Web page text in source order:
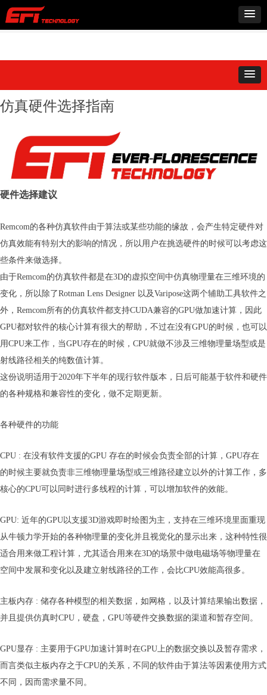
仿真硬件选择指南
硬件选择建议
Remcom的各种仿真软件由于算法或某些功能的缘故，会产生特定硬件对
仿真效能有特别大的影响的情况，所以用户在挑选硬件的时候可以考虑这
些条件来做选择。
由于Remcom的仿真软件都是在3D的虚拟空间中仿真物理量在三维环境的
变化，所以除了Rotman Lens Designer 以及Varipose这两个辅助工具软件之
外，Remcom所有的仿真软件都支持CUDA兼容的GPU做加速计算，因此
GPU都对软件的核心计算有很大的帮助，不过在没有GPU的时候，也可以
用CPU来工作，当GPU存在的时候，CPU就做不涉及三维物理量场型或是
射线路径相关的纯数值计算。
这份说明适用于2020年下半年的现行软件版本，日后可能基于软件和硬件
的各种规格和兼容性的变化，做不定期更新。
各种硬件的功能
CPU : 在没有软件支援的GPU 存在的时候会负责全部的计算，GPU存在
的时候主要就负责非三维物理量场型或三维路径建立以外的计算工作，多
核心的CPU可以同时进行多线程的计算，可以增加软件的效能。
GPU: 近年的GPU以支援3D游戏即时绘图为主，支持在三维环境里面重现
从牛顿力学开始的各种物理量的变化并且视觉化的显示出来，这种特性很
适合用来做工程计算，尤其适合用来在3D的场景中做电磁场等物理量在
空间中发展和变化以及建立射线路径的工作，会比CPU效能高很多。
主板内存 : 储存各种模型的相关数据，如网格，以及计算结果输出数据，
并且提供仿真时CPU，硬盘，GPU等硬件交换数据的渠道和暂存空间。
GPU显存 : 主要用于GPU加速计算时在GPU上的数据交换以及暂存需求，
而言类似主板内存之于CPU的关系，不同的软件由于算法等因素使用方式
不同，因而需求量不同。